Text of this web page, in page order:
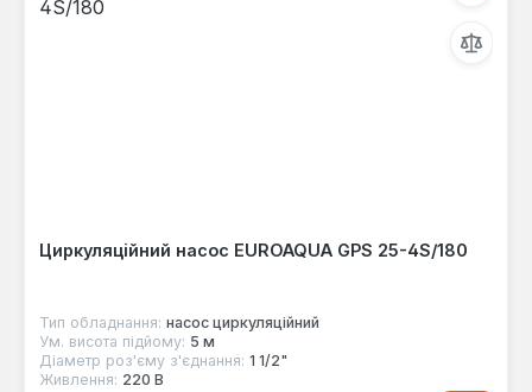
Циркуляційний насос EUROAQUA GPS 25-4S/180
Тип обладнання: насос циркуляційний
Ум. висота підйому: 5 м
Діаметр роз'єму з'єднання: 1 1/2"
Живлення: 220 В